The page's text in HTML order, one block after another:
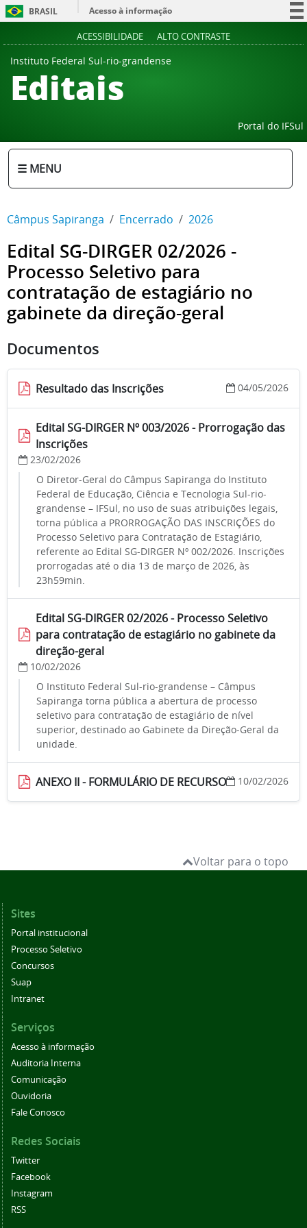
BRASIL
Acesso à informação
ACESSIBILIDADE ALTO CONTRASTE
Instituto Federal Sul-rio-grandense
Editais
Portal do IFSul
☰ MENU
Câmpus Sapiranga Encerrado 2026
Edital SG-DIRGER 02/2026 -
Processo Seletivo para
contratação de estagiário no
gabinete da direção-geral
Documentos
Resultado das Inscrições 04/05/2026
Edital SG-DIRGER Nº 003/2026 - Prorrogação das
Inscrições
23/02/2026
O Diretor-Geral do Câmpus Sapiranga do Instituto
Federal de Educação, Ciência e Tecnologia Sul-rio-
grandense – IFSul, no uso de suas atribuições legais,
torna pública a PRORROGAÇÃO DAS INSCRIÇÕES do
Processo Seletivo para Contratação de Estagiário,
referente ao Edital SG-DIRGER Nº 002/2026. Inscrições
prorrogadas até o dia 13 de março de 2026, às
23h59min.
Edital SG-DIRGER 02/2026 - Processo Seletivo
para contratação de estagiário no gabinete da
direção-geral
10/02/2026
O Instituto Federal Sul-rio-grandense – Câmpus
Sapiranga torna pública a abertura de processo
seletivo para contratação de estagiário de nível
superior, destinado ao Gabinete da Direção-Geral da
unidade.
ANEXO II - FORMULÁRIO DE RECURSO 10/02/2026
Voltar para o topo
Sites
Portal institucional
Processo Seletivo
Concursos
Suap
Intranet
Serviços
Acesso à informação
Auditoria Interna
Comunicação
Ouvidoria
Fale Conosco
Redes Sociais
Twitter
Facebook
Instagram
RSS